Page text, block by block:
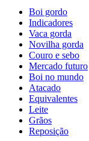
Boi gordo
Indicadores
Vaca gorda
Novilha gorda
Couro e sebo
Mercado futuro
Boi no mundo
Atacado
Equivalentes
Leite
Grãos
Reposição